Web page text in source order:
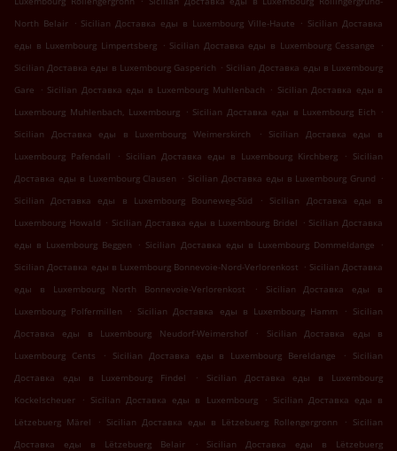
North Belair . Sicilian Доставка еды в Luxembourg Ville-Haute . Sicilian Доставка
еды в Luxembourg Limpertsberg . Sicilian Доставка еды в Luxembourg Cessange
.
Sicilian Доставка еды в Luxembourg Gasperich . Sicilian Доставка еды в Luxembourg
Gare
. Sicilian Доставка еды в Luxembourg Muhlenbach . Sicilian Доставка еды в
Luxembourg Muhlenbach, Luxembourg . Sicilian Доставка еды в Luxembourg Eich .
Sicilian Доставка еды в Luxembourg Weimerskirch
.
Sicilian Доставка еды в
Luxembourg Pafendall
. Sicilian Доставка еды в Luxembourg Kirchberg . Sicilian
Доставка еды в Luxembourg Clausen . Sicilian Доставка еды в Luxembourg Grund .
Sicilian Доставка еды в Luxembourg Bouneweg-Süd
.
Sicilian Доставка еды в
Luxembourg Howald . Sicilian Доставка еды в Luxembourg Bridel . Sicilian Доставка
еды в Luxembourg Beggen
. Sicilian Доставка еды в Luxembourg Dommeldange
.
Sicilian Доставка еды в Luxembourg Bonnevoie-Nord-Verlorenkost . Sicilian Доставка
еды в Luxembourg North Bonnevoie-Verlorenkost
.
Sicilian Доставка еды в
Luxembourg Polfermillen
. Sicilian Доставка еды в Luxembourg Hamm . Sicilian
Доставка еды в Luxembourg Neudorf-Weimershof
.
Sicilian Доставка еды в
Luxembourg Cents
. Sicilian Доставка еды в Luxembourg Bereldange .
Sicilian
Доставка еды в Luxembourg Findel
.
Sicilian Доставка еды в Luxembourg
Kockelscheuer
. Sicilian Доставка еды в Luxembourg . Sicilian Доставка еды в
Lëtzebuerg Märel
. Sicilian Доставка еды в Lëtzebuerg Rollengergronn . Sicilian
Доставка еды в Lëtzebuerg Belair
.
Sicilian Доставка еды в Lëtzebuerg